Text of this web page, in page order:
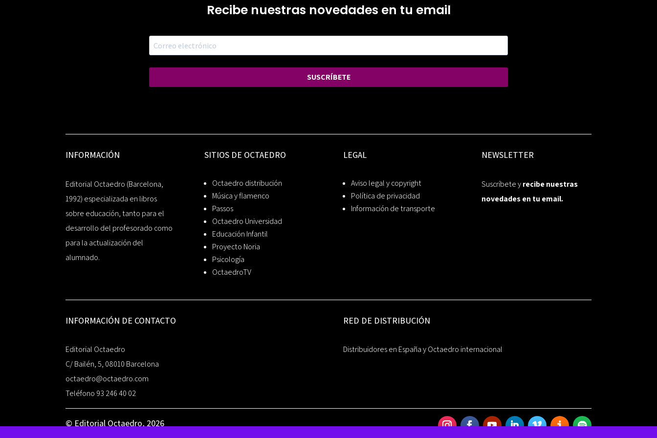
Recibe nuestras novedades en tu email
SUSCRÍBETE
INFORMACIÓN
Editorial Octaedro (Barcelona,
1992) especializada en libros
sobre educación, tanto para el
desarrollo del profesorado como
para la actualización del
alumnado.
SITIOS DE OCTAEDRO
Octaedro distribución
Música y flamenco
Passos
Octaedro Universidad
Educación Infantil
Proyecto Noria
Psicología
OctaedroTV
LEGAL
Aviso legal y copyright
Política de privacidad
Información de transporte
NEWSLETTER
Suscríbete yrecibe nuestras
novedades en tu email.
INFORMACIÓN DE CONTACTO
Editorial Octaedro
C/ Bailén, 5, 08010 Barcelona
octaedro@octaedro.com
Teléfono 93 246 40 02
RED DE DISTRIBUCIÓN
Distribuidores en España y Octaedro internacional
© Editorial Octaedro, 2026